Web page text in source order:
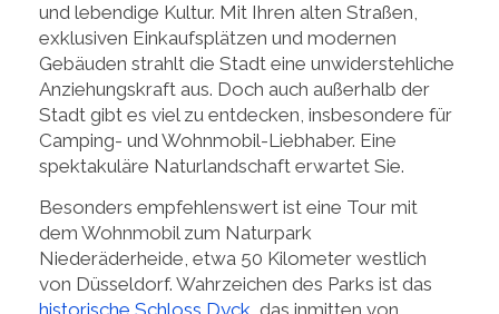
und lebendige Kultur. Mit Ihren alten Straßen,
exklusiven Einkaufsplätzen und modernen
Gebäuden strahlt die Stadt eine unwiderstehliche
Anziehungskraft aus. Doch auch außerhalb der
Stadt gibt es viel zu entdecken, insbesondere für
Camping- und Wohnmobil-Liebhaber. Eine
spektakuläre Naturlandschaft erwartet Sie.
Besonders empfehlenswert ist eine Tour mit
dem Wohnmobil zum Naturpark
Niederäderheide, etwa 50 Kilometer westlich
von Düsseldorf. Wahrzeichen des Parks ist das